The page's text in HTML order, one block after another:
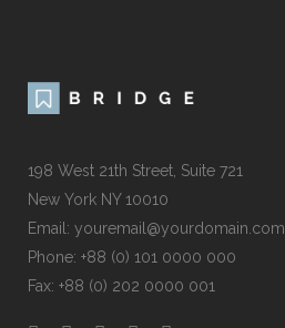
198 West 21th Street, Suite 721
New York NY 10010
Email: youremail@yourdomain.com
Phone: +88 (0) 101 0000 000
Fax: +88 (0) 202 0000 001